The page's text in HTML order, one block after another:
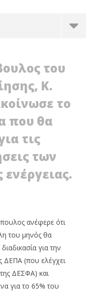
στην
του
Κ.
το
που θα
τις
των
ανέφερε ότι
του μηνός θα
για την
ΔΕΠΑ (που ελέγχει
ΔΕΣΦΑ) και
για το 65% του